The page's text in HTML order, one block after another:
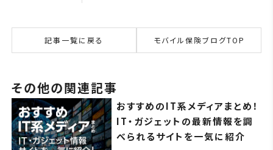
記事一覧に戻る モバイル保険ブログTOP
その他の関連記事
おすすめのIT系メディアまとめ！
IT・ガジェットの最新情報を調
べられるサイトを一気に紹介